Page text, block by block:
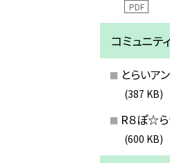
PDF
コミュニテ
とらいア
(387 KB)
R８ぽ☆
(600 KB)